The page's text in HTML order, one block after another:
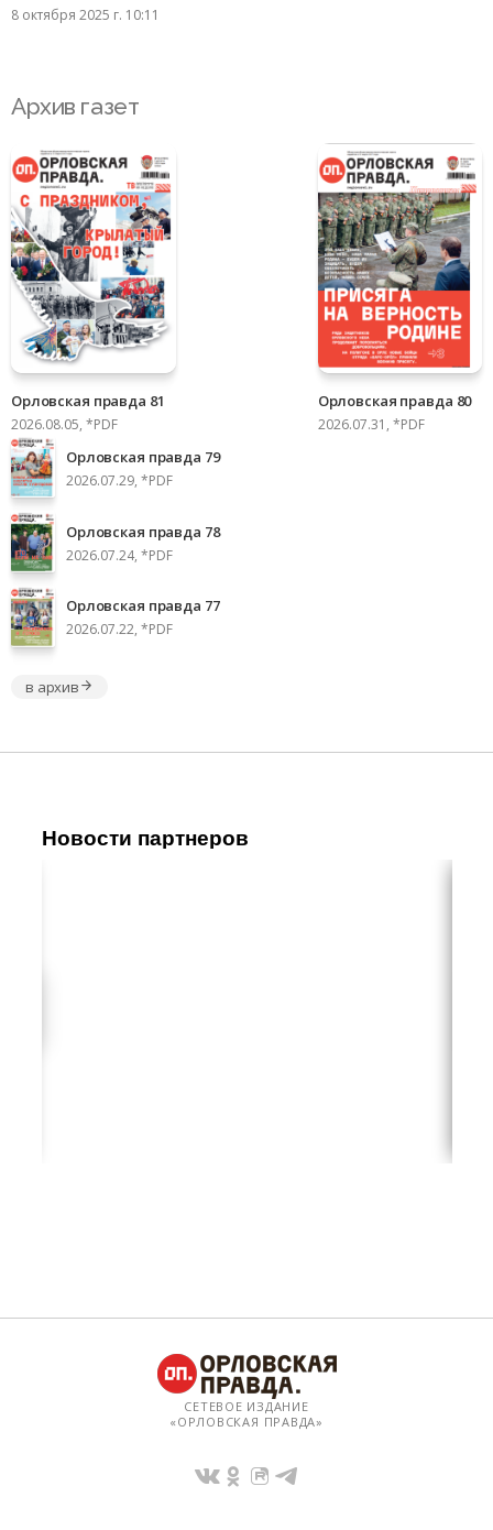
8 октября 2025 г. 10:11
Архив газет
Орловская правда 81
2026.08.05, *PDF
Орловская правда 80
2026.07.31, *PDF
Орловская правда 79
2026.07.29, *PDF
Орловская правда 78
2026.07.24, *PDF
Орловская правда 77
2026.07.22, *PDF
в архив
Новости партнеров
СЕТЕВОЕ ИЗДАНИЕ
«ОРЛОВСКАЯ ПРАВДА»